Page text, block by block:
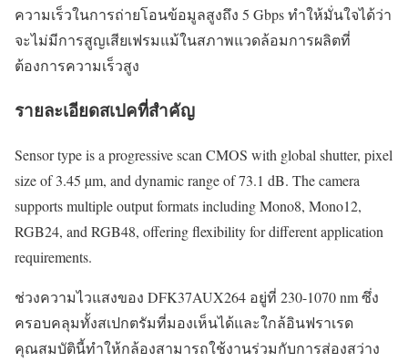
ความเร็วในการถ่ายโอนข้อมูลสูงถึง 5 Gbps ทำให้มั่นใจได้ว่า
จะไม่มีการสูญเสียเฟรมแม้ในสภาพแวดล้อมการผลิตที่
ต้องการความเร็วสูง
รายละเอียดสเปคที่สำคัญ
Sensor type is a progressive scan CMOS with global shutter, pixel
size of 3.45 µm, and dynamic range of 73.1 dB. The camera
supports multiple output formats including Mono8, Mono12,
RGB24, and RGB48, offering flexibility for different application
requirements.
ช่วงความไวแสงของ DFK37AUX264 อยู่ที่ 230-1070 nm ซึ่ง
ครอบคลุมทั้งสเปกตรัมที่มองเห็นได้และใกล้อินฟราเรด
คุณสมบัตินี้ทำให้กล้องสามารถใช้งานร่วมกับการส่องสว่าง